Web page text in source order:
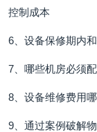
控制成本
6、设备保修期内
7、哪些机房必须
8、设备维修费用
9、通过案例破解